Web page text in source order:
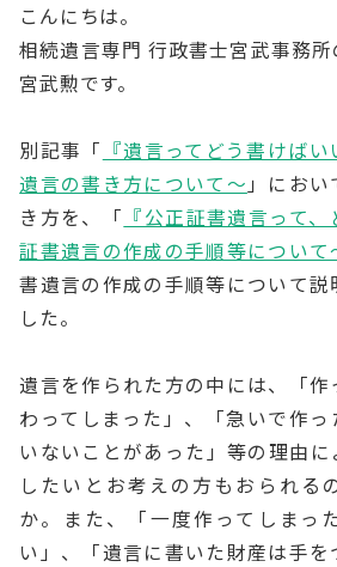
こんにちは。
相続遺言専門 行政書士宮武事務
宮武勲です。
別記事「 『遺言ってどう書けば
遺言の書き方について～ 」にお
き方を、「 『公正証書遺言って
証書遺言の作成の手順等について
書遺言の作成の手順等について説
した。
遺言を作られた方の中には、「
わってしまった」、「急いで作っ
いないことがあった」等の理由
したいとお考えの方もおられる
か。また、「一度作ってしまっ
い」、「遺言に書いた財産は手